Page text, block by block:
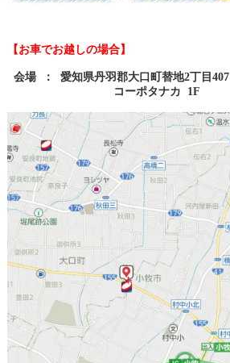
【お車でお越しの場合】
会場 ： 愛知県丹羽郡大口町替地2丁目407
コーポタナカ 1F